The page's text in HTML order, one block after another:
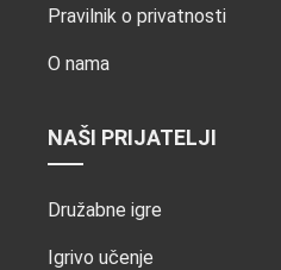
Pravilnik o privatnosti
O nama
NAŠI PRIJATELJI
Družabne igre
Igrivo učenje